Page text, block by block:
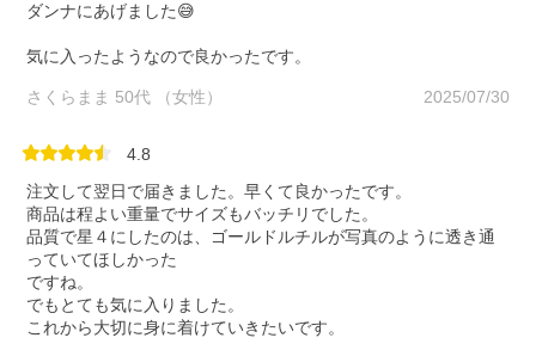
ダンナにあげました😅
気に入ったようなので良かったです。
さくらまま 50代 （女性） 2025/07/30
4.8
注文して翌日で届きました。早くて良かったです。
商品は程よい重量でサイズもバッチリでした。
品質で星４にしたのは、ゴールドルチルが写真のように透き通
っていてほしかった
ですね。
でもとても気に入りました。
これから大切に身に着けていきたいです。